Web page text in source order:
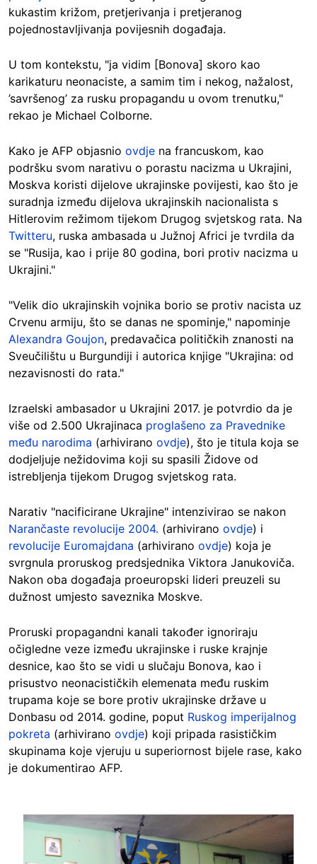
kukastim križom, pretjerivanja i pretjeranog
pojednostavljivanja povijesnih događaja.
U tom kontekstu, "ja vidim [Bonova] skoro kao
karikaturu neonaciste, a samim tim i nekog, nažalost,
’savršenog’ za rusku propagandu u ovom trenutku,"
rekao je Michael Colborne.
Kako je AFP objasnio ovdje na francuskom, kao
podršku svom narativu o porastu nacizma u Ukrajini,
Moskva koristi dijelove ukrajinske povijesti, kao što je
suradnja između dijelova ukrajinskih nacionalista s
Hitlerovim režimom tijekom Drugog svjetskog rata. Na
Twitteru, ruska ambasada u Južnoj Africi je tvrdila da
se "Rusija, kao i prije 80 godina, bori protiv nacizma u
Ukrajini."
"Velik dio ukrajinskih vojnika borio se protiv nacista uz
Crvenu armiju, što se danas ne spominje," napominje
Alexandra Goujon, predavačica političkih znanosti na
Sveučilištu u Burgundiji i autorica knjige "Ukrajina: od
nezavisnosti do rata."
Izraelski ambasador u Ukrajini 2017. je potvrdio da je
više od 2.500 Ukrajinaca proglašeno za Pravednike
među narodima (arhivirano ovdje), što je titula koja se
dodjeljuje nežidovima koji su spasili Židove od
istrebljenja tijekom Drugog svjetskog rata.
Narativ "nacificirane Ukrajine" intenzivirao se nakon
Narančaste revolucije 2004. (arhivirano ovdje) i
revolucije Euromajdana (arhivirano ovdje) koja je
svrgnula proruskog predsjednika Viktora Janukoviča.
Nakon oba događaja proeuropski lideri preuzeli su
dužnost umjesto saveznika Moskve.
Proruski propagandni kanali također ignoriraju
očigledne veze između ukrajinske i ruske krajnje
desnice, kao što se vidi u slučaju Bonova, kao i
prisustvo neonacističkih elemenata među ruskim
trupama koje se bore protiv ukrajinske države u
Donbasu od 2014. godine, poput Ruskog imperijalnog
pokreta (arhivirano ovdje) koji pripada rasističkim
skupinama koje vjeruju u superiornost bijele rase, kako
je dokumentirao AFP.
Image